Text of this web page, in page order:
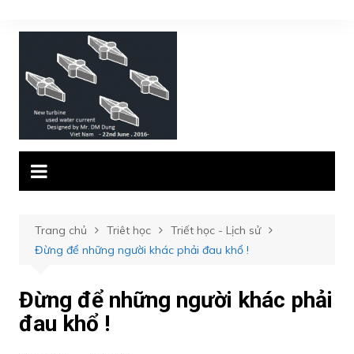
đến
Trang chủ Triêt học
Triết học - Lịch sử
Đừng để những người khác phải đau khổ !
Đừng để những người khác phải
đau khổ !